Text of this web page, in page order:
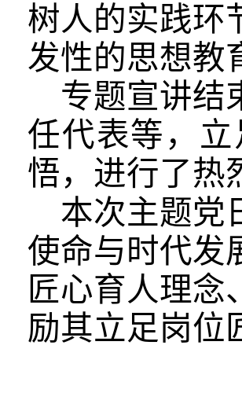
树人的实践环
发性的思想教
专题宣讲结
任代表等，
悟，进行了热
本次主题党
使命与时代发
匠心育人理
励其立足岗位